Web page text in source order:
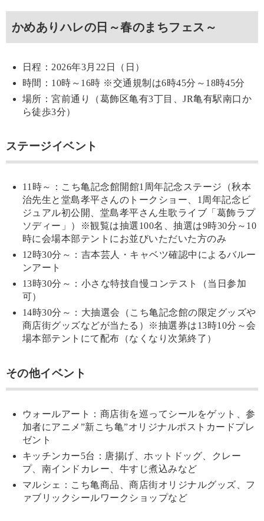
かめありハレの日～春のまちフェス～
日程：2026年3月22日（日）
時間：10時～16時 ※交通規制は6時45分～18時45分
場所：宮前通り（葛飾区亀有3丁目、JR亀有駅南口か
ら徒歩3分）
ステージイベント
11時～：こち亀記念館開館1周年記念ステージ（秋本
治先生と堂島孝平さんのトークショー、1周年記念ビ
ジュアル初公開、堂島孝平さん生歌ライブ「葛飾ラプ
ソディー」）※観覧は抽選100名、抽選は9時30分～10
時に会場本部テントにお並びいただいた方のみ
12時30分～：吉本芸人・キャベツ確認中によるバルー
ンアート
13時30分～：小さな特技自慢コンテスト（当日参加
可）
14時30分～：大抽選会（こち亀記念館の限定グッズや
商店街グッズなどが当たる）※抽選券は13時10分～会
場本部テントにて配布（なくなり次第終了）
その他イベント
ウォールアート：商店街を巡ってシールをゲット、参
加者にアニメ”新こち亀”オリジナルポストカードプレ
ゼント
キッチンカー5台：唐揚げ、ホットドッグ、クレー
プ、南インドカレー、牛すじ煮込みなど
マルシェ：こち亀商品、商店街オリジナルグッズ、フ
ァブリックシールワークショップなど